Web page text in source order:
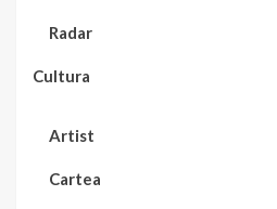
Radar
Cultura
Artist
Cartea